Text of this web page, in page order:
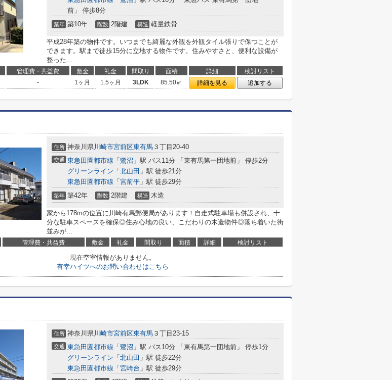
前」 停歩8分
築年 築10年 階数 2階建 構造 軽量鉄骨
平成28年築の物件です。いつまでも綺麗な外観を外観タイル張りで保つことが
できます。駅まで徒歩15分に立地する物件です。住みやすさと、便利な設備が
整った...
管理費・共益費 敷金 礼金 間取り 面積 詳細
検討リスト
- 1ヶ月 1.5ヶ月 3LDK 85.50㎡ 詳細を見る 追加する
住所 神奈川県川崎市宮前区東有馬 ３丁目20-40
交通 東急田園都市線 「 鷺沼 」駅 バス11分 「東有馬第一団地前」 停歩2分
グリーンライン 「 北山田 」駅 徒歩21分
東急田園都市線 「 宮前平 」駅 徒歩29分
築年 築42年 階数 2階建 構造 木造
家から178mの位置に川崎有馬郵便局があります！自走式駐車場も併設され、十
分な駐車スペースを確保◎住み心地の良い、こだわりの木造物件◎落ち着いた街
並みが...
管理費・共益費 敷金 礼金 間取り 面積 詳細 検討リスト
現在空室情報がありません。
有幸ハイツへのお問い合わせはこちら
住所 神奈川県川崎市宮前区東有馬 ３丁目23-15
交通 東急田園都市線 「 鷺沼 」駅 バス10分 「東有馬第一団地前」 停歩1分
グリーンライン 「 北山田 」駅 徒歩22分
東急田園都市線 「 宮崎台 」駅 徒歩29分